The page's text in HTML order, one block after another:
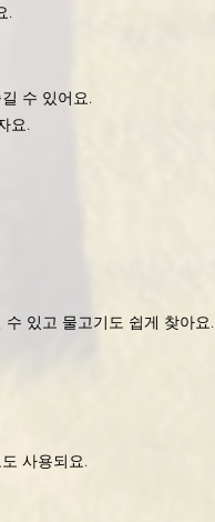
.
수 있어요.
요.
있고 물고기도 쉽게 찾아요.
사용되요.